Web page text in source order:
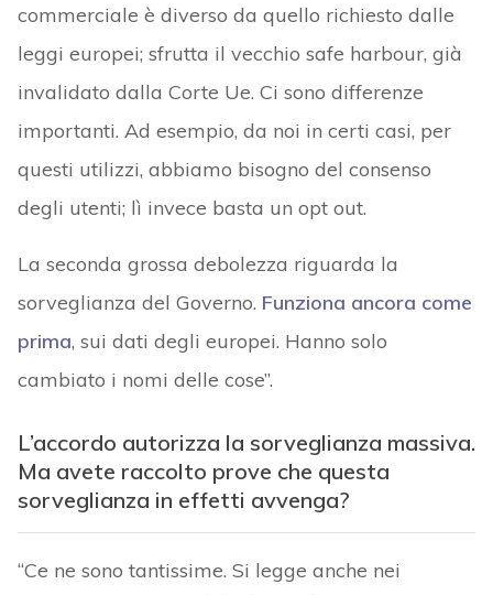
commerciale è diverso da quello richiesto dalle
leggi europei; sfrutta il vecchio safe harbour, già
invalidato dalla Corte Ue. Ci sono differenze
importanti. Ad esempio, da noi in certi casi, per
questi utilizzi, abbiamo bisogno del consenso
degli utenti; lì invece basta un opt out.
La seconda grossa debolezza riguarda la
sorveglianza del Governo. Funziona ancora come
prima, sui dati degli europei. Hanno solo
cambiato i nomi delle cose”.
L’accordo autorizza la sorveglianza massiva.
Ma avete raccolto prove che questa
sorveglianza in effetti avvenga?
“Ce ne sono tantissime. Si legge anche nei